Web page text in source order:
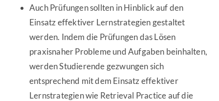
Auch Prüfungen sollten in Hinblick auf den
Einsatz effektiver Lernstrategien gestaltet
werden. Indem die Prüfungen das Lösen
praxisnaher Probleme und Aufgaben beinhalten,
werden Studierende gezwungen sich
entsprechend mit dem Einsatz effektiver
Lernstrategien wie Retrieval Practice auf die